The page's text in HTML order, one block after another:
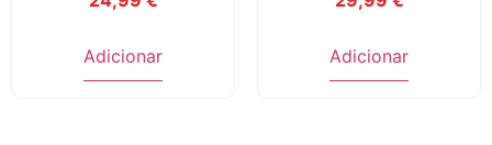
Adicionar Adicionar